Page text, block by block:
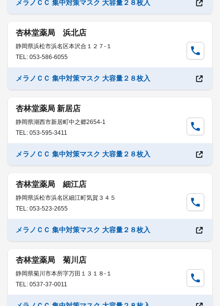
メラノＣＣ 集中対策マスク 大容量２８枚入
杏林堂薬局 浜北店
静岡県浜松市浜名区本沢合１２７-１
TEL: 053-586-6055
メラノＣＣ 集中対策マスク 大容量２８枚入
杏林堂薬局 新居店
静岡県湖西市新居町中之郷2654-1
TEL: 053-595-3411
メラノＣＣ 集中対策マスク 大容量２８枚入
杏林堂薬局 細江店
静岡県浜松市浜名区細江町気賀３４５
TEL: 053-523-2655
メラノＣＣ 集中対策マスク 大容量２８枚入
杏林堂薬局 菊川店
静岡県菊川市本所字万田１３１８-１
TEL: 0537-37-0011